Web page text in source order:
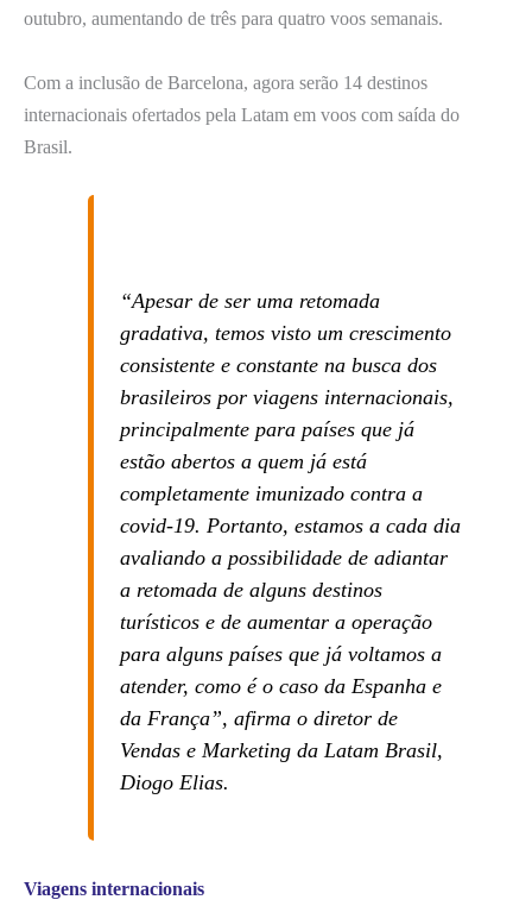
outubro, aumentando de três para quatro voos semanais.
Com a inclusão de Barcelona, agora serão 14 destinos
internacionais ofertados pela Latam em voos com saída do
Brasil.
“Apesar de ser uma retomada
gradativa, temos visto um crescimento
consistente e constante na busca dos
brasileiros por viagens internacionais,
principalmente para países que já
estão abertos a quem já está
completamente imunizado contra a
covid-19. Portanto, estamos a cada dia
avaliando a possibilidade de adiantar
a retomada de alguns destinos
turísticos e de aumentar a operação
para alguns países que já voltamos a
atender, como é o caso da Espanha e
da França”, afirma o diretor de
Vendas e Marketing da Latam Brasil,
Diogo Elias.
Viagens internacionais